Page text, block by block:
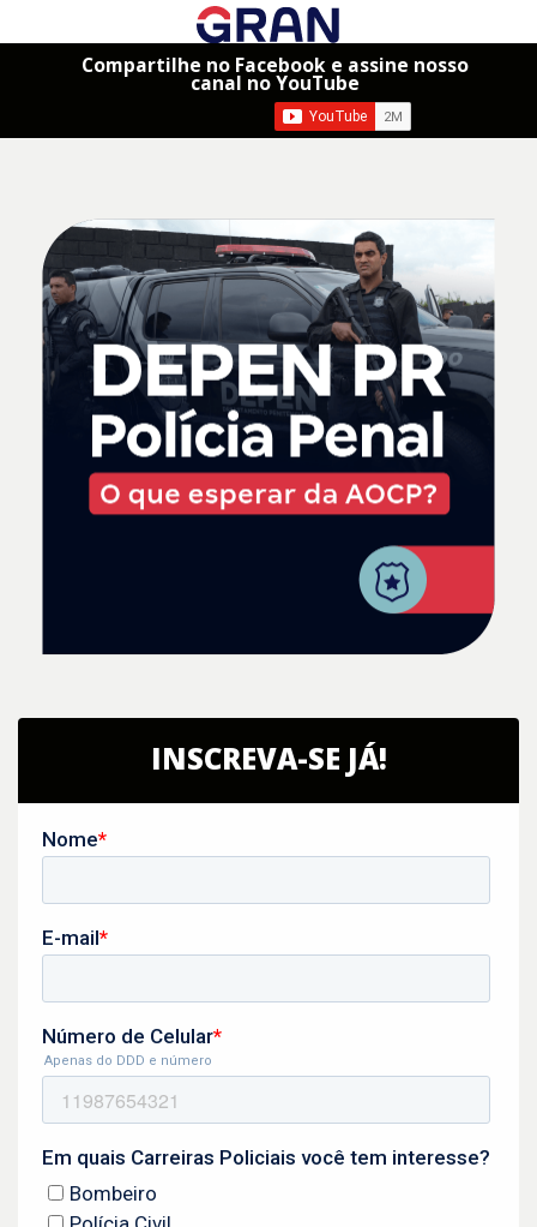
Compartilhe no Facebook e assine nosso
canal no YouTube
INSCREVA-SE JÁ!